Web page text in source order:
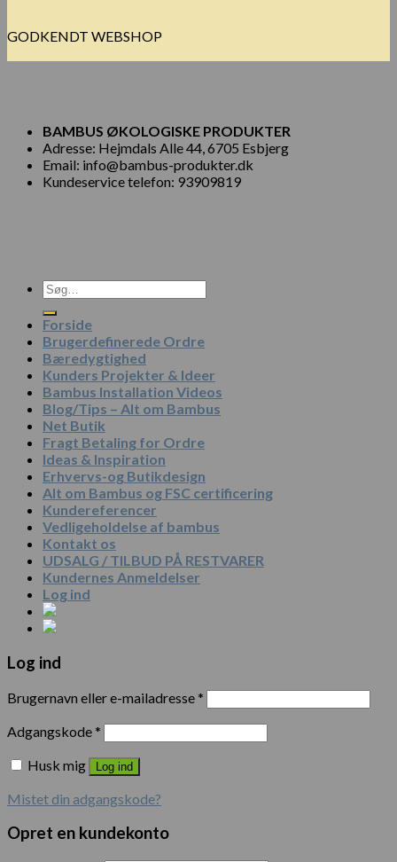
GODKENDT WEBSHOP
BAMBUS ØKOLOGISKE PRODUKTER
Adresse: Hejmdals Alle 44, 6705 Esbjerg
Email: info@bambus-produkter.dk
Kundeservice telefon: 93909819
Søg
efter:
Forside
Brugerdefinerede Ordre
Bæredygtighed
Kunders Projekter & Ideer
Bambus Installation Videos
Blog/Tips – Alt om Bambus
Net Butik
Fragt Betaling for Ordre
Ideas & Inspiration
Erhvervs-og Butikdesign
Alt om Bambus og FSC certificering
Kundereferencer
Vedligeholdelse af bambus
Kontakt os
UDSALG / TILBUD PÅ RESTVARER
Kundernes Anmeldelser
Log ind
Log ind
Brugernavn eller e-mailadresse*
Adgangskode*
Husk mig
Log ind
Mistet din adgangskode?
Opret en kundekonto